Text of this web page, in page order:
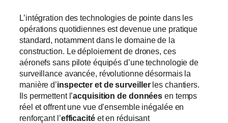
L’intégration des technologies de pointe dans les
opérations quotidiennes est devenue une pratique
standard, notamment dans le domaine de la
construction. Le déploiement de drones, ces
aéronefs sans pilote équipés d’une technologie de
surveillance avancée, révolutionne désormais la
manière d’inspecter et de surveillerles chantiers.
Ils permettent l’acquisition de données en temps
réel et offrent une vue d’ensemble inégalée en
renforçant l’efficacitéet en réduisant